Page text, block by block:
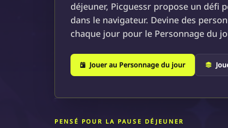
déjeuner, Picguessr propose un défi
dans le navigateur. Devine des
chaque jour pour le Personnage du
Jouer au Personnage du jour
PENSÉ POUR LA PAUSE DÉJEUNER